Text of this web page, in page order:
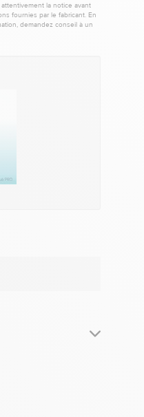
la notice avant
fournies par le fabricant. En
demandez conseil à un